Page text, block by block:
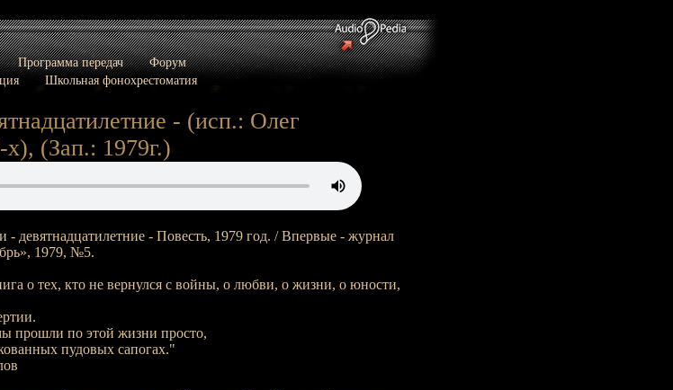
Программа передач
Форум
Школьная фонохрестоматия
- (исп.: Олег
(Зап.: 1979г.)
- девятнадцатилетние - Повесть, 1979 год. / Впервые - журнал
1979, №5.
о тех, кто не вернулся с войны, о любви, о жизни, о юности,
прошли по этой жизни просто,
пудовых сапогах."